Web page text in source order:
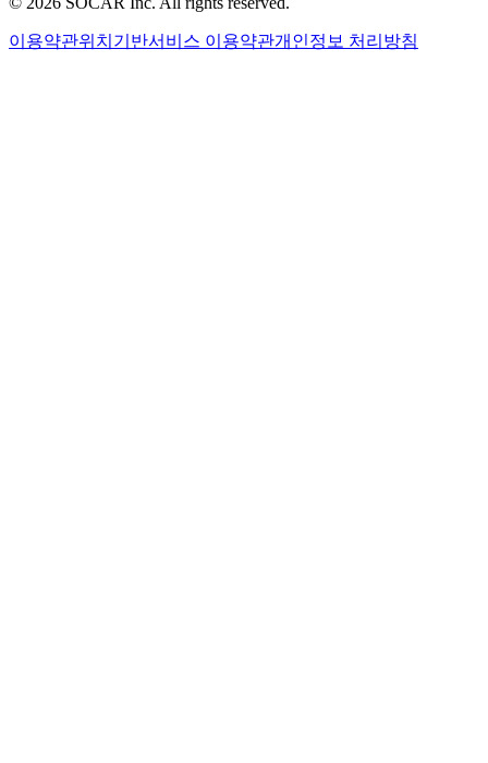
이용약관위치기반서비스 이용약관개인정보 처리방침